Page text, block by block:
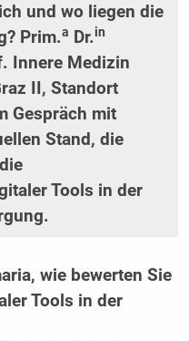
und wo liegen die
Prim.a Dr.in
Innere Medizin
II, Standort
Gespräch mit
Stand, die
Tools in der
wie bewerten Sie
Tools in der